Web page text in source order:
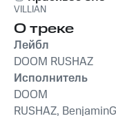
VILLIAN
О треке
Лейбл
DOOM RUSHAZ
Исполнитель
DOOM
RUSHAZ,